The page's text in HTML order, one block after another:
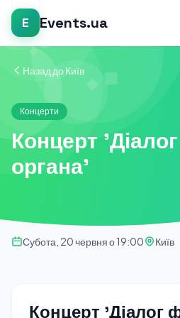
E Events.ua
Назад до Київ
Концерти
Концерт
органа'
Субота, 20 червня о 19:00 Київ
Концерт 'Діалог